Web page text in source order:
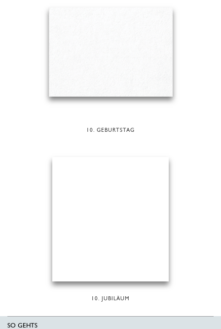
10. GEBURTSTAG
10. JUBILÄUM
SO GEHTS